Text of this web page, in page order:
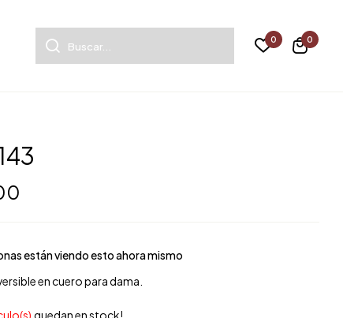
0 0
están viendo esto ahora mismo
en cuero para dama.
quedan en stock!